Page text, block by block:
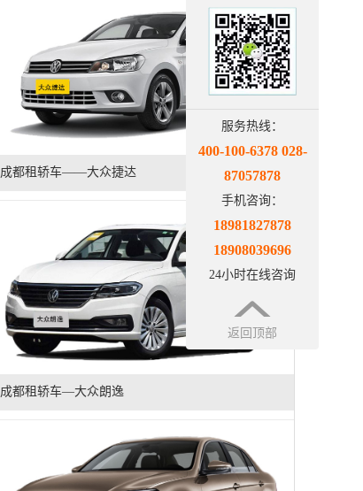
成都租轿车——大众捷达
成都租轿车—大众朗逸
服务热线：
400-100-6378 028-
87057878
手机咨询：
18981827878
18908039696
24小时在线咨询
返回顶部